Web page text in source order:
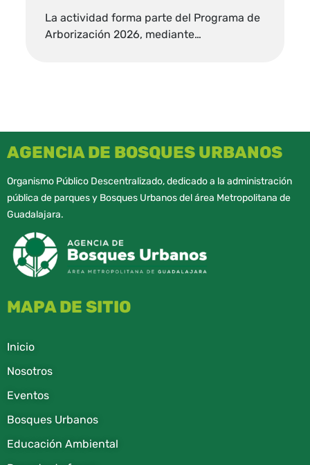
La actividad forma parte del Programa de
Arborización 2026, mediante…
AGENCIA DE BOSQUES URBANOS
Organismo Público Descentralizado, dedicado a la administración
pública de parques y Bosques Urbanos del área Metropolitana de
Guadalajara.
MAPA DE SITIO
Inicio
Nosotros
Eventos
Bosques Urbanos
Educación Ambiental